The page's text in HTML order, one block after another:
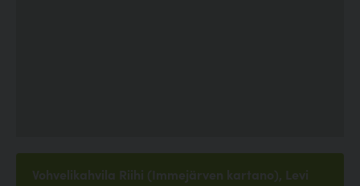
Vohvelikahvila Riihi (Immejärven kartano), Levi